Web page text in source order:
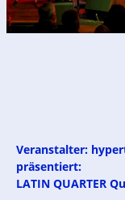
Veranstalter:
präsentiert:
LATIN QUARTER